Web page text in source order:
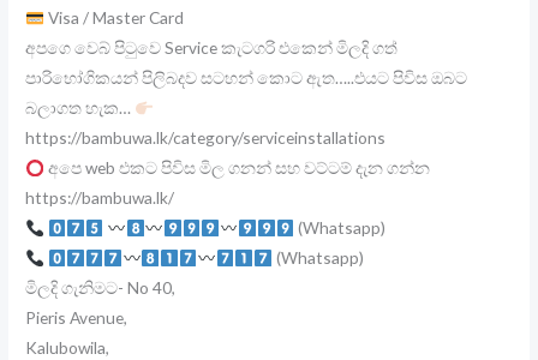
Visa / Master Card
අපගෙ වෙබ් පිටුවෙ Service කැටගරි එකෙන් මිලදි ගත්
පාරිභෝගිකයන් පිලිබදව සටහන් කොට ඇත…..එයට පිවිස ඔබට
බලාගත හැක…
https://bambuwa.lk/category/serviceinstallations
අපෙ web එකට පිවිස මිල ගනන් සහ වට්ටම් දැන ගන්න
https://bambuwa.lk/
(Whatsapp)
(Whatsapp)
මිලදි ගැනිමට- No 40,
Pieris Avenue,
Kalubowila,